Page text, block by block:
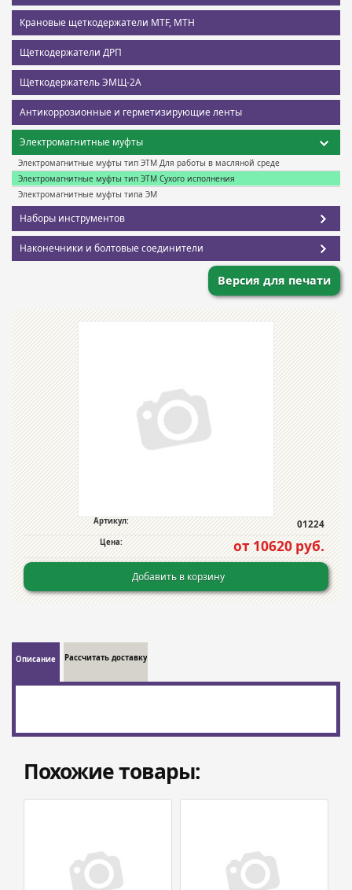
Крановые щеткодержатели MTF, MTH
Щеткодержатели ДРП
Щеткодержатель ЭМЩ-2А
Антикоррозионные и герметизирующие ленты
Электромагнитные муфты
Электромагнитные муфты тип ЭТМ Для работы в масляной среде
Электромагнитные муфты тип ЭТМ Сухого исполнения
Электромагнитные муфты типа ЭМ
Наборы инструментов
Наконечники и болтовые соединители
Версия для печати
Артикул: 01224
Цена: от 10620 руб.
Добавить в корзину
Описание Рассчитать доставку
Похожие товары: